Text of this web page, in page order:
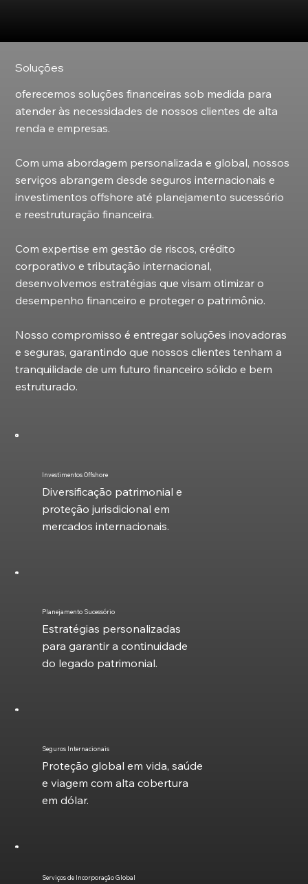
Soluções
oferecemos soluções financeiras sob medida para
atender às necessidades de nossos clientes de alta
renda e empresas.
Com uma abordagem personalizada e global, nossos
serviços abrangem desde seguros internacionais e
investimentos offshore até planejamento sucessório
e reestruturação financeira.
Com expertise em gestão de riscos, crédito
corporativo e tributação internacional,
desenvolvemos estratégias que visam otimizar o
desempenho financeiro e proteger o patrimônio.
Nosso compromisso é entregar soluções inovadoras
e seguras, garantindo que nossos clientes tenham a
tranquilidade de um futuro financeiro sólido e bem
estruturado.
Investimentos Offshore
Diversificação patrimonial e
proteção jurisdicional em
mercados internacionais.
Planejamento Sucessório
Estratégias personalizadas
para garantir a continuidade
do legado patrimonial.
Seguros Internacionais
Proteção global em vida, saúde
e viagem com alta cobertura
em dólar.
Serviços de Incorporação Global